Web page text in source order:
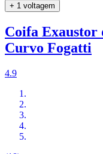
+ 1 voltagem
Coifa Exaustor
Curvo Fogatti
4.9